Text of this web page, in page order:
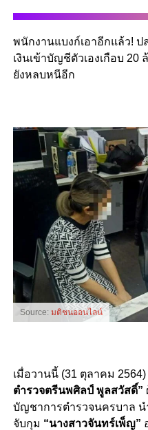
พนักงานแบงก์เอาอีกแล้ว!
เงินเข้าบัญชีตัวเองเกือบ
ยังหลบหนีอีก
Source: มติชนออนไลน์
เมื่อวานนี้ (31 ตุลาคม
ตำรวจตรีนพศิลป์ พูลสวัสดิ์”
บัญชาการตำรวจนครบาล น
จับกุม “นางสาวจันทร์เพ็ญ”